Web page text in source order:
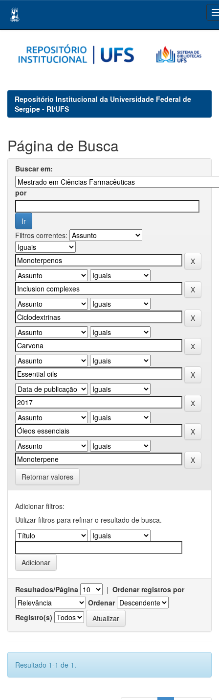
navigation
Repositório Institucional da Universidade Federal de
Sergipe - RI/UFS
Página de Busca
Buscar em:
por
Filtros correntes:
Retornar valores
Adicionar filtros:
Utilizar filtros para refinar o resultado de busca.
Resultados/Página | Ordenar registros por
Ordenar
Registro(s)
Resultado 1-1 de 1.